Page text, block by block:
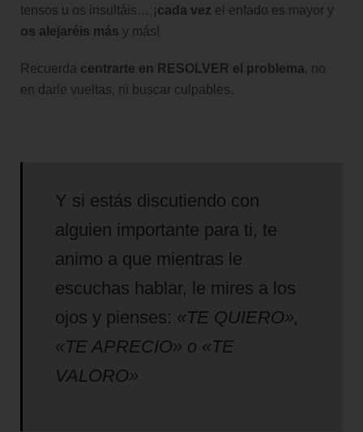
tensos u os insultáis… ¡cada vez el enfado es mayor y
os alejaréis más y más!
Recuerda centrarte en RESOLVER el problema, no
en darle vueltas, ni buscar culpables.
Y si estás discutiendo con
alguien importante para ti, te
animo a que mientras le
escuchas hablar, le mires a los
ojos y pienses: «TE QUIERO»,
«TE APRECIO» o «TE
VALORO»